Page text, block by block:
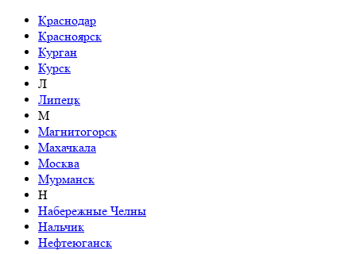
Краснодар
Красноярск
Курган
Курск
Л
Липецк
М
Магнитогорск
Махачкала
Москва
Мурманск
Н
Набережные Челны
Нальчик
Нефтеюганск